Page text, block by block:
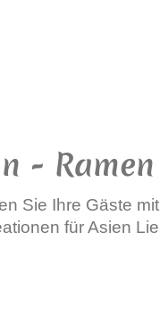
- Ramen
Sie Ihre Gäste
für Asien